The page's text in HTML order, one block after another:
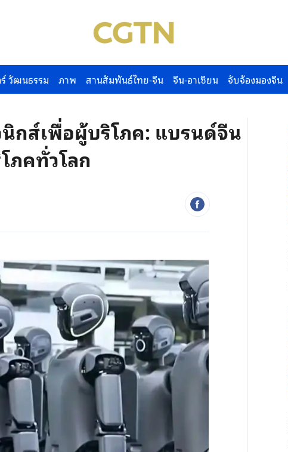
วัฒนธรรม ภาพ สานสัมพันธ์ไทย-จีน จีน-อาเซียน จับจ้องมองจีน
กส์เพื่อผู้บริโภค: แบรนด์จีน
ภคทั่วโลก